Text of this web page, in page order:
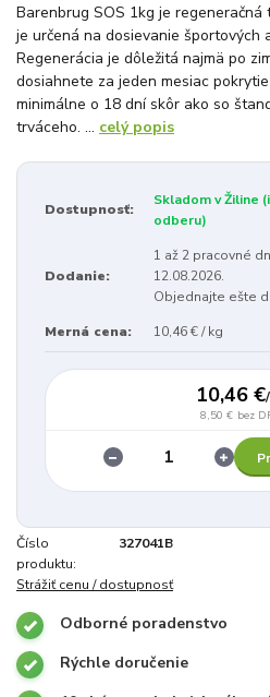
Barenbrug SOS 1kg je
je určená na dosievanie športových
Regenerácia je dôležitá najmä po
dosiahnete za jeden mesiac
minimálne o 18 dní skôr ako so
trváceho. ... celý popis
Dostupnosť:
Skladom v Žiline
odberu)
Dodanie:
1 až 2 pracovné
12.08.2026.
Objednajte ešte
Merná cena: 10,46 € / kg
10,46 €/
8,50 € bez
Číslo
produktu:
327041B
Strážiť cenu / dostupnosť
Odborné poradenstvo
Rýchle doručenie